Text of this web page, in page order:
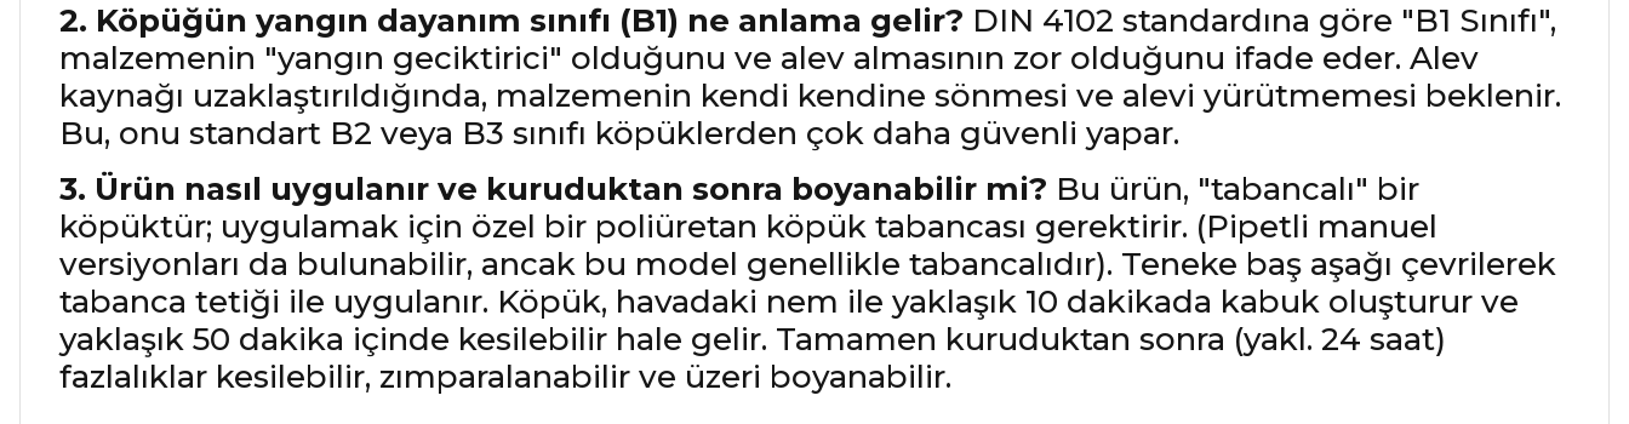
2. Köpüğün yangın dayanım sınıfı (B1) ne anlama gelir? DIN 4102 standardına göre "B1 Sınıfı",
malzemenin "yangın geciktirici" olduğunu ve alev almasının zor olduğunu ifade eder. Alev
kaynağı uzaklaştırıldığında, malzemenin kendi kendine sönmesi ve alevi yürütmemesi beklenir.
Bu, onu standart B2 veya B3 sınıfı köpüklerden çok daha güvenli yapar.
3. Ürün nasıl uygulanır ve kuruduktan sonra boyanabilir mi? Bu ürün, "tabancalı" bir
köpüktür; uygulamak için özel bir poliüretan köpük tabancası gerektirir. (Pipetli manuel
versiyonları da bulunabilir, ancak bu model genellikle tabancalıdır). Teneke baş aşağı çevrilerek
tabanca tetiği ile uygulanır. Köpük, havadaki nem ile yaklaşık 10 dakikada kabuk oluşturur ve
yaklaşık 50 dakika içinde kesilebilir hale gelir. Tamamen kuruduktan sonra (yakl. 24 saat)
fazlalıklar kesilebilir, zımparalanabilir ve üzeri boyanabilir.